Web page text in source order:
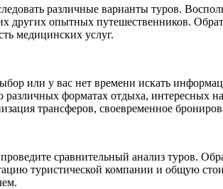
различные варианты туров.
других опытных путешественников.
медицинских услуг.
или у вас нет времени искать
форматах отдыха, интересных
трансферов, своевременное
сравнительный анализ туров.
туристической компании и общую